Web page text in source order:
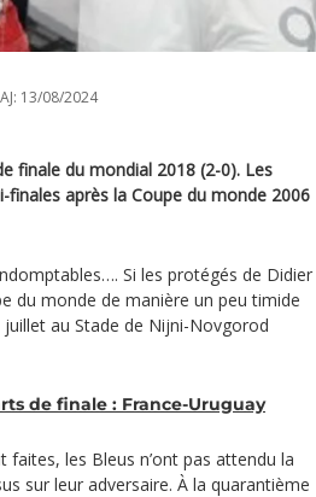
13/08/2024
finale du mondial 2018 (2-0). Les
après la Coupe du monde 2006
Si les protégés de Didier
du monde de manière un peu timide
au Stade de Nijni-Novgorod
de finale : France-Uruguay
faites, les Bleus n’ont pas attendu la
sur leur adversaire. À la quarantième